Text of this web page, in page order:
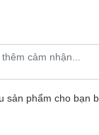
sản phẩm cho bạn